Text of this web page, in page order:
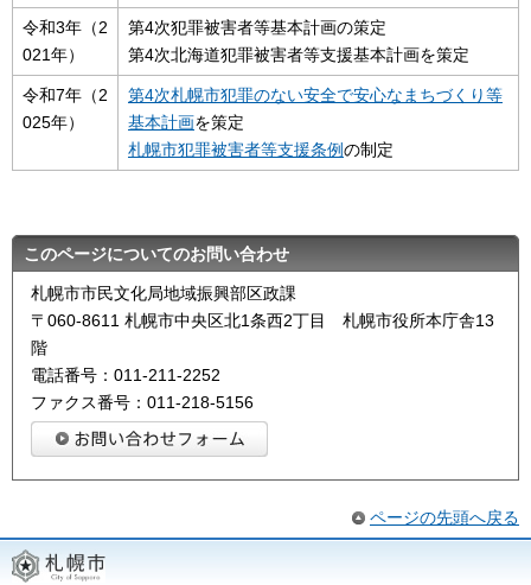
令和3年（2
021年）
第4次犯罪被害者等基本計画の策定
第4次北海道犯罪被害者等支援基本計画を策定
令和7年（2
025年）
第4次札幌市犯罪のない安全で安心なまちづくり等
基本計画を策定
札幌市犯罪被害者等支援条例の制定
このページについてのお問い合わせ
札幌市市民文化局地域振興部区政課
〒060-8611 札幌市中央区北1条西2丁目 札幌市役所本庁舎13
階
電話番号：011-211-2252
ファクス番号：011-218-5156
ページの先頭へ戻る